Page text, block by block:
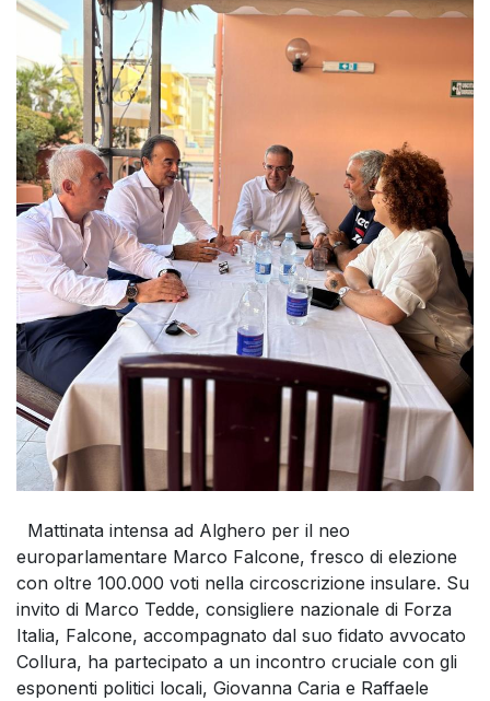
Mattinata intensa ad Alghero per il neo
europarlamentare Marco Falcone, fresco di elezione
con oltre 100.000 voti nella circoscrizione insulare. Su
invito di Marco Tedde, consigliere nazionale di Forza
Italia, Falcone, accompagnato dal suo fidato avvocato
Collura, ha partecipato a un incontro cruciale con gli
esponenti politici locali, Giovanna Caria e Raffaele